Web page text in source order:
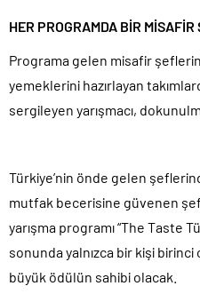
HER PROGRAMDA BİR MİSAFİR
Programa gelen misafir
yemeklerini hazırlayan
sergileyen yarışmacı,
Türkiye’nin önde gelen
mutfak becerisine güvenen şef
yarışma programı “The Taste
sonunda yalnızca bir kişi
büyük ödülün sahibi olacak.